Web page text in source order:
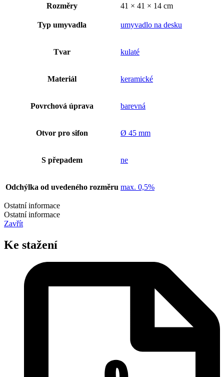
Rozměry
41 × 41 × 14 cm
Typ umyvadla umyvadlo na desku
Tvar kulaté
Materiál keramické
Povrchová úprava barevná
Otvor pro sifon Ø 45 mm
S přepadem ne
Odchýlka od uvedeného rozměru max. 0,5%
Ostatní informace
Ostatní informace
Zavřít
Ke stažení